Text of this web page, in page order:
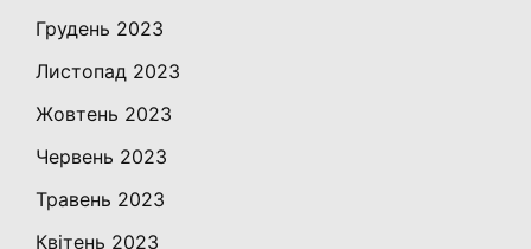
Грудень 2023
Листопад 2023
Жовтень 2023
Червень 2023
Травень 2023
Квітень 2023